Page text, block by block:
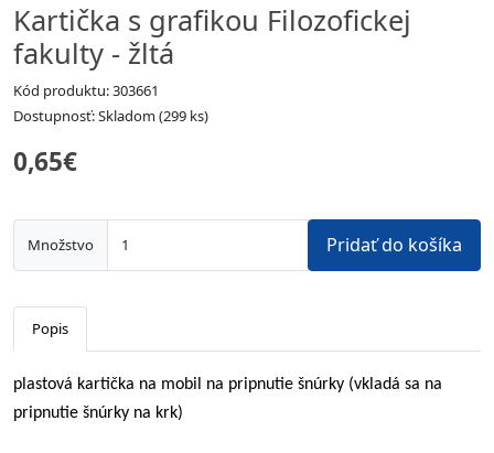
Kartička s grafikou Filozofickej
fakulty - žltá
Kód produktu: 303661
Dostupnosť: Skladom (299 ks)
0,65€
Množstvo Pridať do košíka
Popis
plastová kartička na mobil na pripnutie šnúrky (vkladá sa na
pripnutie šnúrky na krk)